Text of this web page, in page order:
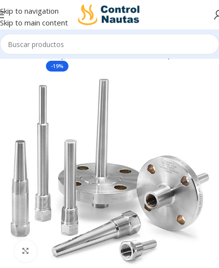
Skip to navigation
Skip to main content
Inicio Sensores y Transmisores Sensores Temperatura
-19%
Click to enlarge